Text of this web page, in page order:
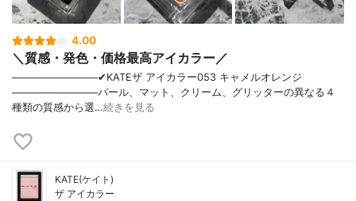
4.00
＼質感・発色・価格最高アイカラー／
────────────✔︎KATEザ アイカラー053 キャメルオレンジ
────────────パール、マット、クリーム、グリッターの異なる４
種類の質感から選…続きを見る
KATE(ケイト)
ザ アイカラー